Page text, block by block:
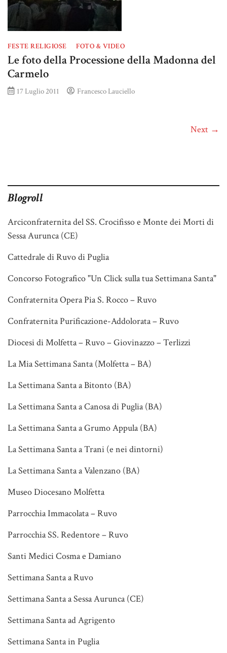
FESTE RELIGIOSE FOTO & VIDEO
Le foto della Processione della Madonna del
Carmelo
17 Luglio 2011 Francesco Lauciello
Next →
Blogroll
Arciconfraternita del SS. Crocifisso e Monte dei Morti di
Sessa Aurunca (CE)
Cattedrale di Ruvo di Puglia
Concorso Fotografico "Un Click sulla tua Settimana Santa"
Confraternita Opera Pia S. Rocco – Ruvo
Confraternita Purificazione-Addolorata – Ruvo
Diocesi di Molfetta – Ruvo – Giovinazzo – Terlizzi
La Mia Settimana Santa (Molfetta – BA)
La Settimana Santa a Bitonto (BA)
La Settimana Santa a Canosa di Puglia (BA)
La Settimana Santa a Grumo Appula (BA)
La Settimana Santa a Trani (e nei dintorni)
La Settimana Santa a Valenzano (BA)
Museo Diocesano Molfetta
Parrocchia Immacolata – Ruvo
Parrocchia SS. Redentore – Ruvo
Santi Medici Cosma e Damiano
Settimana Santa a Ruvo
Settimana Santa a Sessa Aurunca (CE)
Settimana Santa ad Agrigento
Settimana Santa in Puglia